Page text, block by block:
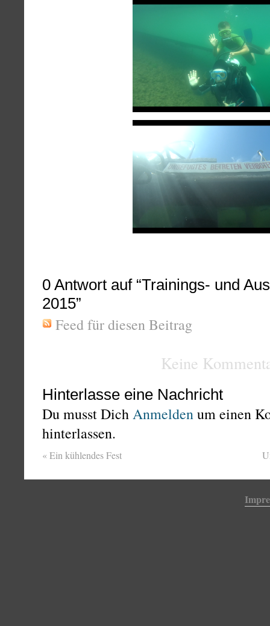
0 Antwort auf “Trainings- und
2015”
Feed für diesen Beitrag
Keine
Hinterlasse eine Nachricht
Du musst DichAnmeldenum einen
hinterlassen.
«Ein kühlendes Fest